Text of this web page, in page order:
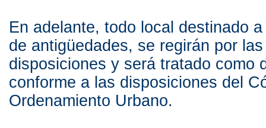
En adelante, todo local destinado
de antigüedades, se regirán por
disposiciones y será tratado como
conforme a las disposiciones del
Ordenamiento Urbano.